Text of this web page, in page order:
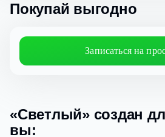
Покупай выгодно
Записаться на
«Светлый» создан
вы: